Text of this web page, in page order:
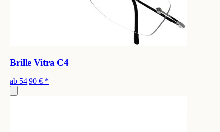
Brille Vitra C4
ab 54,90 € *